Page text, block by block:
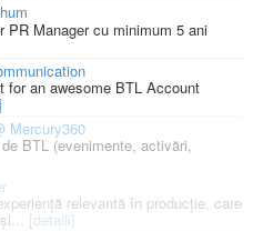
PR Manager cu minimum 5 ani
for an awesome BTL Account
Mercury360
BTL (evenimente, activări,
relevantă în producție, care
[detalii]